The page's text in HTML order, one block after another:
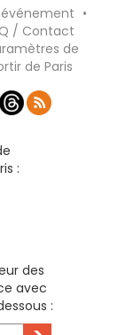
•
/ Contact
de
de Paris
:
des
avec
: